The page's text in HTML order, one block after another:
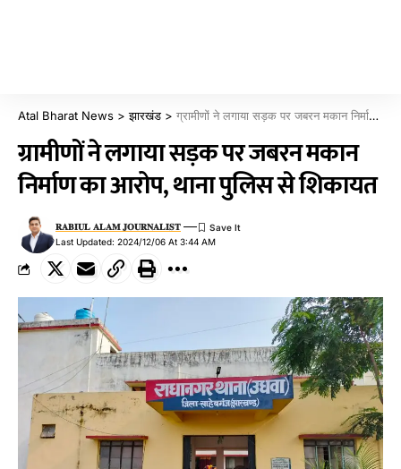
Atal Bharat News >झारखंड > ग्रामीणों ने लगाया सड़क पर जबरन मकान निर्माण का आरोप, थाना पुलिस से शिकायत
ग्रामीणों ने लगाया सड़क पर जबरन मकान
निर्माण का आरोप, थाना पुलिस से शिकायत
Last Updated: 2024/12/06 At 3:44 AM
𝐑𝐀𝐁𝐈𝐔𝐋 𝐀𝐋𝐀𝐌 𝐉𝐎𝐔𝐑𝐍𝐀𝐋𝐈𝐒𝐓